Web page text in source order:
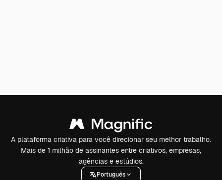
A plataforma criativa para você direcionar seu melhor trabalho.
Mais de 1 milhão de assinantes entre criativos, empresas,
agências e estúdios.
Português